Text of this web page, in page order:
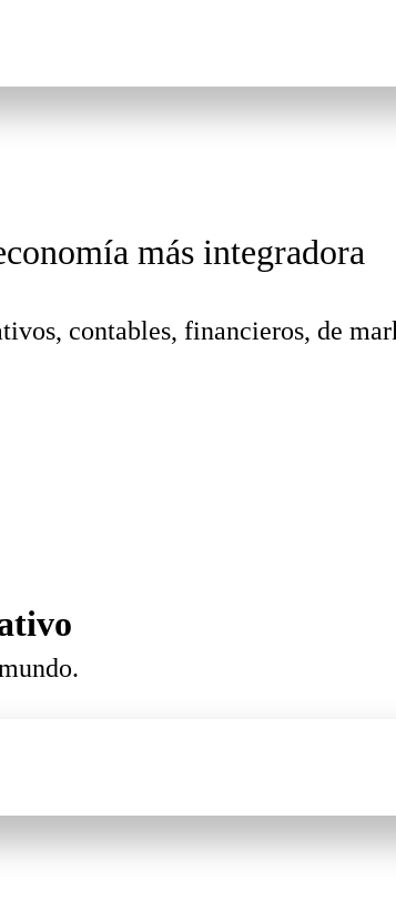
más integradora
contables, financieros, de